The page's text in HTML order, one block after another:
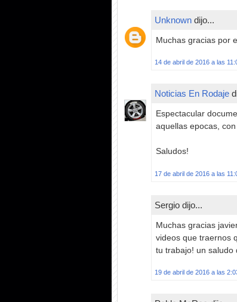
Unknown dijo...
Muchas gracias por
14 de abril de 2016 a las
Noticias En Rodaje
Espectacular
aquellas epocas,
Saludos!
17 de abril de 2016 a las
Sergio dijo...
Muchas gracias
videos que traernos
tu trabajo! un saludo
19 de abril de 2016 a las